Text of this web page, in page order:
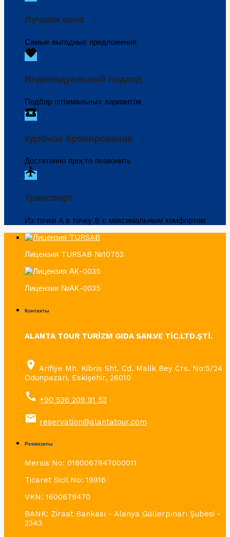
Лучшая цена
Самые выгодные предложения
favorite
Индивидуальный подход
Подбор оптимальных вариантов
local_activity
Удобное бронирование
Достаточно просто позвонить
flight
Транспорт
Из точки A в точку B с максимальным комфортом
Лицензия TURSAB №10753
Лицензия №АК-0035
Контакты
ALANTA TOUR TURİZM GIDA SAN.VE TİC.LTD.ŞTİ.
place Arifiye Mh. Kibris Sht. Cd. Malik Bey Crs. No:5/24
Odunpazari, Eskişehir, 26010
call +90 536 209 91 53
email reservation@alantatour.com
Реквизиты
Mersis No: 0160067947000011
Ticaret Sicil No: 19916
VKN: 1600679470
BANK: Ziraat Bankası - Alanya Güllerpınarı Şubesi -
2343